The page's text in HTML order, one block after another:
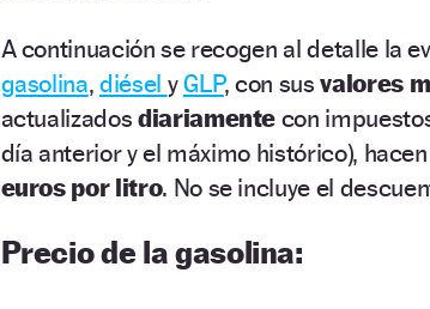
A continuación se recogen al detalle la
gasolina,diésel yGLP, con susvalores
actualizados diariamente con
día anterior y el máximo histórico),
euros por litro. No se incluye el
Precio de la gasolina: